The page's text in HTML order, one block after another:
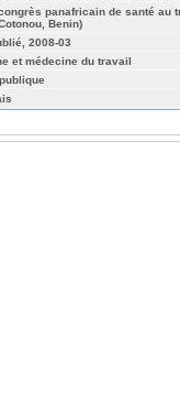
panafricain de santé au
Benin)
2008-03
et médecine du travail